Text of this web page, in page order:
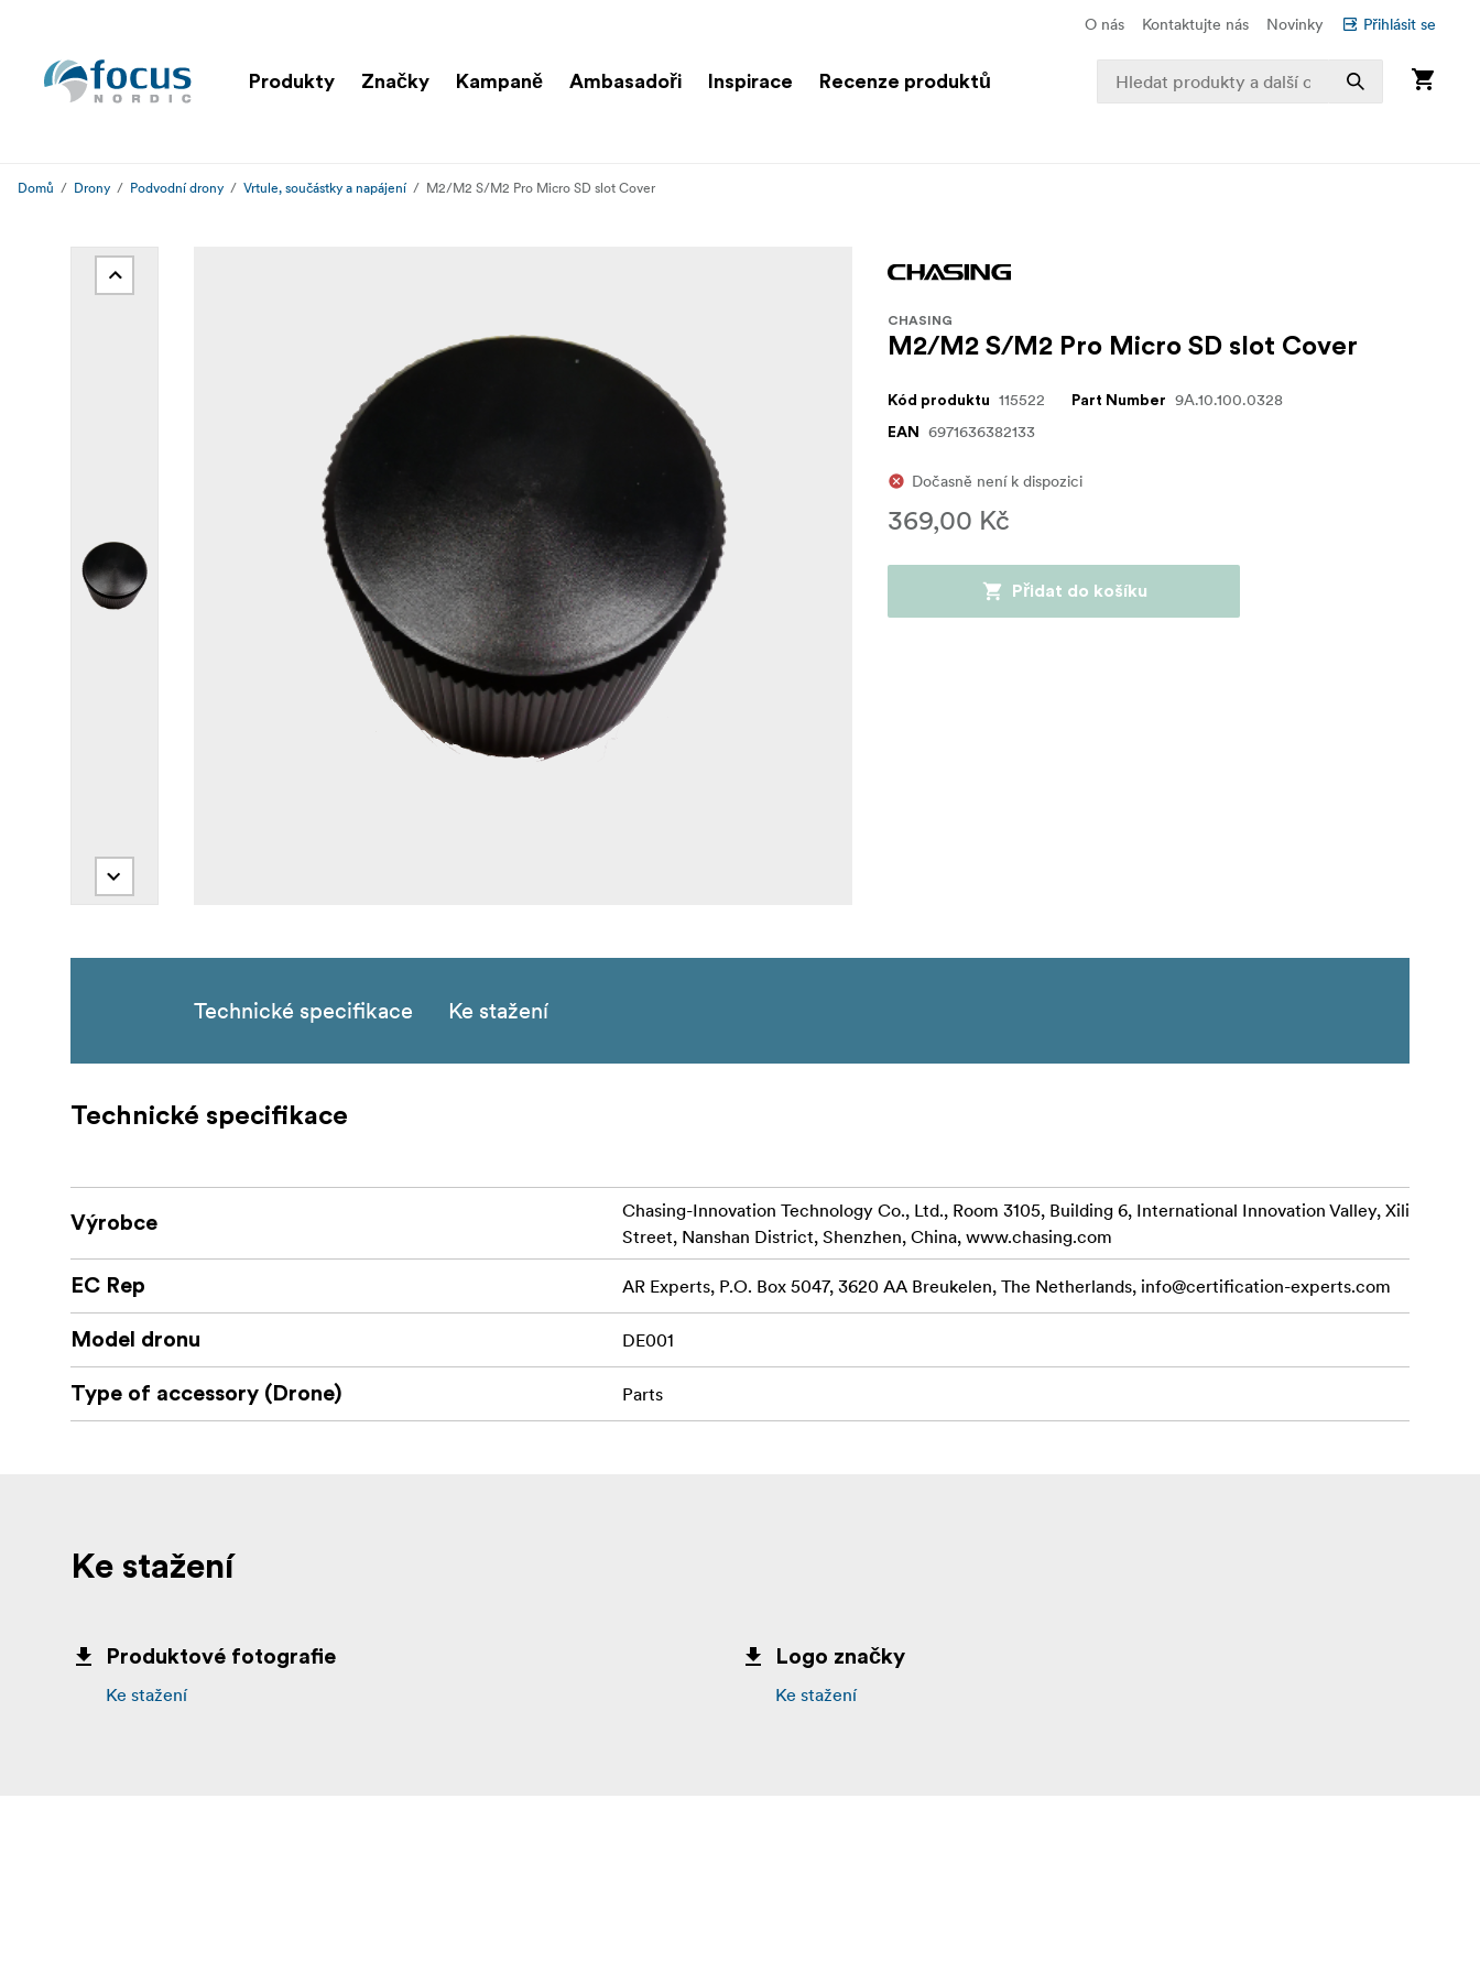
O nás Kontaktujte nás Novinky Přihlásit se
Produkty Značky Kampaně Ambasadoři Inspirace Recenze produktů
Domů Drony Podvodní drony Vrtule, součástky a napájení M2/M2 S/M2 Pro Micro SD slot Cover
CHASING
M2/M2 S/M2 Pro Micro SD slot Cover
Kód produktu 115522 Part Number 9A.10.100.0328
EAN 6971636382133
Dočasně není k dispozici
369,00 Kč
Přidat do košíku
Technické specifikace Ke stažení
Technické specifikace
Výrobce
Chasing-Innovation Technology Co., Ltd., Room 3105, Building 6, International Innovation Valley, Xili
Street, Nanshan District, Shenzhen, China, www.chasing.com
EC Rep AR Experts, P.O. Box 5047, 3620 AA Breukelen, The Netherlands, info@certification-experts.com
Model dronu DE001
Type of accessory (Drone) Parts
Ke stažení
Produktové fotografie
Ke stažení
Logo značky
Ke stažení